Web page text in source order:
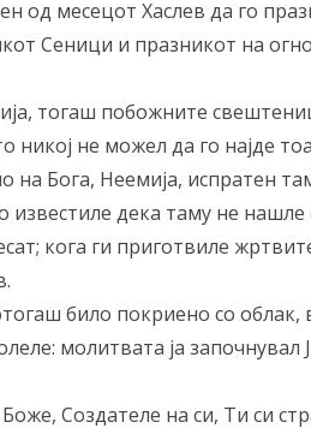
од месецот Хаслев да го
Сеници и празникот на
тогаш побожните
никој не можел да го најде
Бога, Неемија, испратен
дека таму не нашле
кога ги приготвиле
било покриено со облак,
молитвата ја започнувал
Создателе на си, Ти си